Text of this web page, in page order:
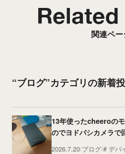
関連ペー
“ブログ”カテゴリの新着
13年使ったcheeroの
のでヨドバシカメラで
2026.7.20 ブログ デバ